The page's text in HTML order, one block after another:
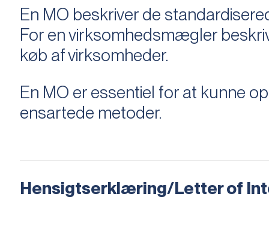
En MO beskriver de
For en virksomhedsmægler
køb af virksomheder.
En MO er essentiel for at kunne
ensartede metoder.
Hensigtserklæring/Letter of